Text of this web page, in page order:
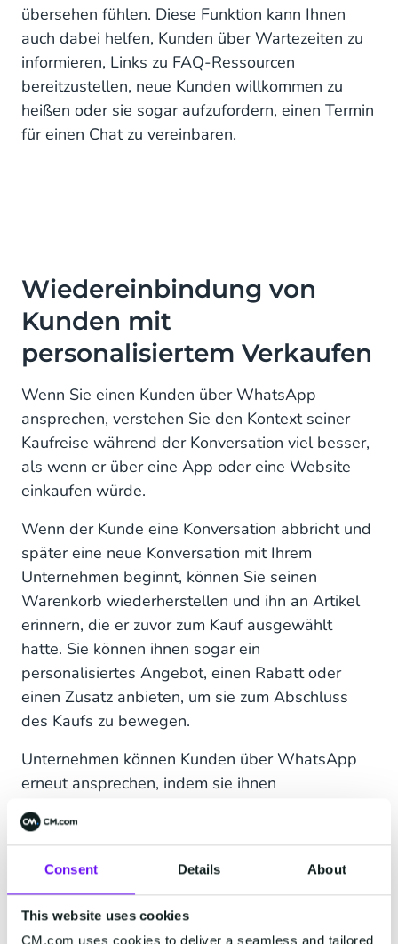
Consent Details About
This website uses cookies
CM.com uses cookies to deliver a seamless and tailored
übersehen fühlen. Diese Funktion kann Ihnen
auch dabei helfen, Kunden über Wartezeiten zu
informieren, Links zu FAQ-Ressourcen
bereitzustellen, neue Kunden willkommen zu
heißen oder sie sogar aufzufordern, einen Termin
für einen Chat zu vereinbaren.
Wiedereinbindung von
Kunden mit
personalisiertem Verkaufen
Wenn Sie einen Kunden über WhatsApp
ansprechen, verstehen Sie den Kontext seiner
Kaufreise während der Konversation viel besser,
als wenn er über eine App oder eine Website
einkaufen würde.
Wenn der Kunde eine Konversation abbricht und
später eine neue Konversation mit Ihrem
Unternehmen beginnt, können Sie seinen
Warenkorb wiederherstellen und ihn an Artikel
erinnern, die er zuvor zum Kauf ausgewählt
hatte. Sie können ihnen sogar ein
personalisiertes Angebot, einen Rabatt oder
einen Zusatz anbieten, um sie zum Abschluss
des Kaufs zu bewegen.
Unternehmen können Kunden über WhatsApp
erneut ansprechen, indem sie ihnen
Benachrichtigungen und Erinnerungen schicken,
um sie zum Abschluss des Kaufs zu bewegen.
Lieferwarnungen für ihre letzten Einkäufe